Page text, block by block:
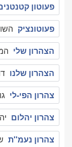
פעוטון
פעוטונציק השומרים 20
הצהרון שלי
הצהרון שלנו
צהרון הפי-לי גוש
צהרון יהלום יהלום
צהרון נעמ''ת ש''י